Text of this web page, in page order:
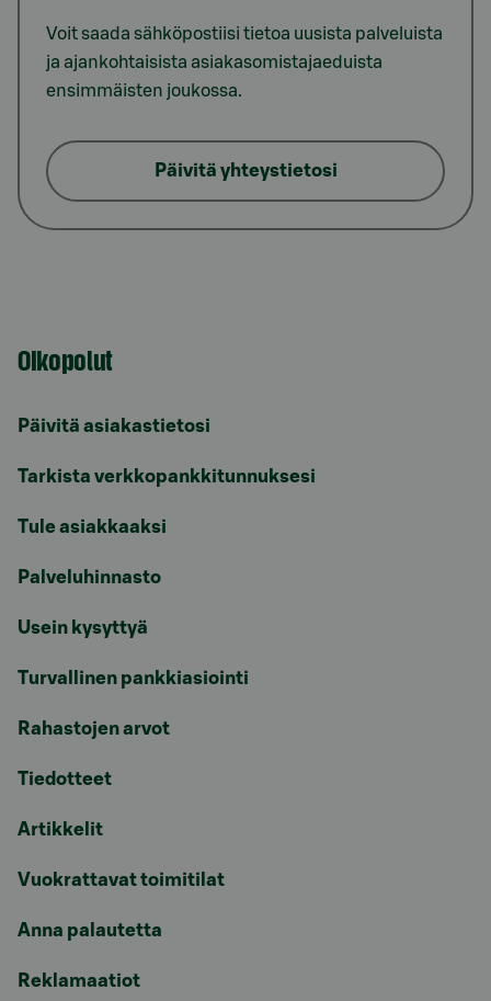
Voit saada sähköpostiisi tietoa uusista palveluista
ja ajankohtaisista asiakasomistajaeduista
ensimmäisten joukossa.
Päivitä yhteystietosi
Oikopolut
Päivitä asiakastietosi
Tarkista verkkopankkitunnuksesi
Tule asiakkaaksi
Palveluhinnasto
Usein kysyttyä
Turvallinen pankkiasiointi
Rahastojen arvot
Tiedotteet
Artikkelit
Vuokrattavat toimitilat
Anna palautetta
Reklamaatiot